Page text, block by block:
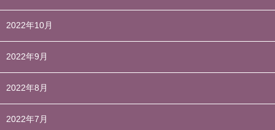
2022年10月
2022年9月
2022年8月
2022年7月